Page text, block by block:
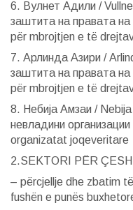
6. Вулнет Адили /
заштита на правата
për mbrojtjen e të
7. Арлинда Азири /
заштита на правата
për mbrojtjen e të
8. Небија Амзаи /
невладини
organizatat joqeveritare
2.SEKTORI PËR
– përcjellje dhe zbatim
fushën e punës